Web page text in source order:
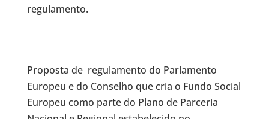
regulamento.
Proposta de regulamento do Parlamento
Europeu e do Conselho que cria o Fundo Social
Europeu como parte do Plano de Parceria